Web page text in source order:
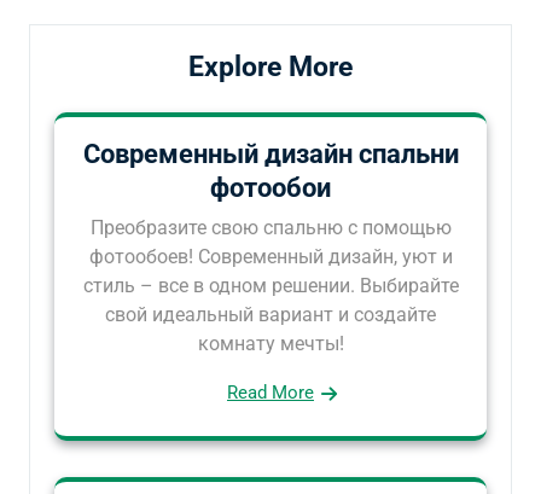
Explore More
Современный дизайн спальни
фотообои
Преобразите свою спальню с помощью
фотообоев! Современный дизайн, уют и
стиль – все в одном решении. Выбирайте
свой идеальный вариант и создайте
комнату мечты!
Read More